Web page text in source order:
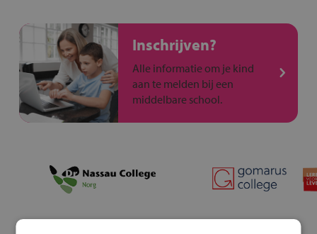
Inschrijven?
Alle informatie om je kind
aan te melden bij een
middelbare school.